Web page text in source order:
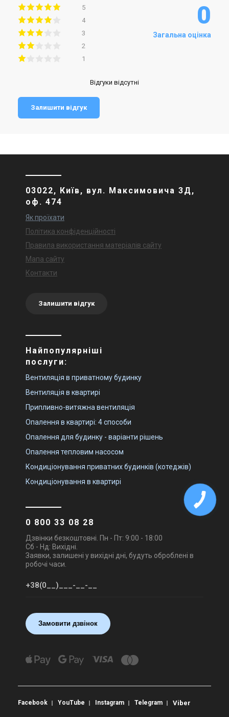
5
4
3
2
1
0
Загальна оцінка
Відгуки відсутні
Залишити відгук
03022, Київ, вул. Максимовича 3Д,
оф. 474
Як проїхати
Політика конфіденційності
Правила використання матеріалів сайту
Мапа сайту
Контакти
Залишити відгук
Найпопулярніші
послуги:
Вентиляція в приватному будинку
Вентиляція в квартирі
Припливно-витяжна вентиляція
Опалення в квартирі: 4 способи
Опалення для будинку - варіанти рішень
Опалення тепловим насосом
Кондиціонування приватних будинків (котеджів)
Кондиціонування в квартирі
0 800 33 08 28
Дзвінки безкоштовні. Пн - Пт: 9:00 - 18:00
Сб - Нд: Вихідні.
Заявки, залишені у вихідні дні, будуть оброблені в
робочі часи.
Замовити дзвінок
Facebook YouTube Instagram Telegram Viber